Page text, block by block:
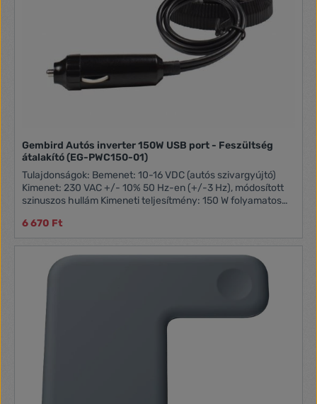
Gembird Autós inverter 150W USB port - Feszültség
átalakító (EG-PWC150-01)
Tulajdonságok: Bemenet: 10-16 VDC (autós szivargyújtó)
Kimenet: 230 VAC +/- 10% 50 Hz-en (+/-3 Hz), módosított
szinuszos hullám Kimeneti teljesítmény: 150 W folyamatos
(külső) USB-kimenet: 5 V / 2,1 A Kábel: szivargyújtó kábel, 1,5
nm, 71 cm Javasolt üzemi hőmérséklet: +5...+35 °C Anyaga:
tömeg: 0,5 kg
6 670 Ft